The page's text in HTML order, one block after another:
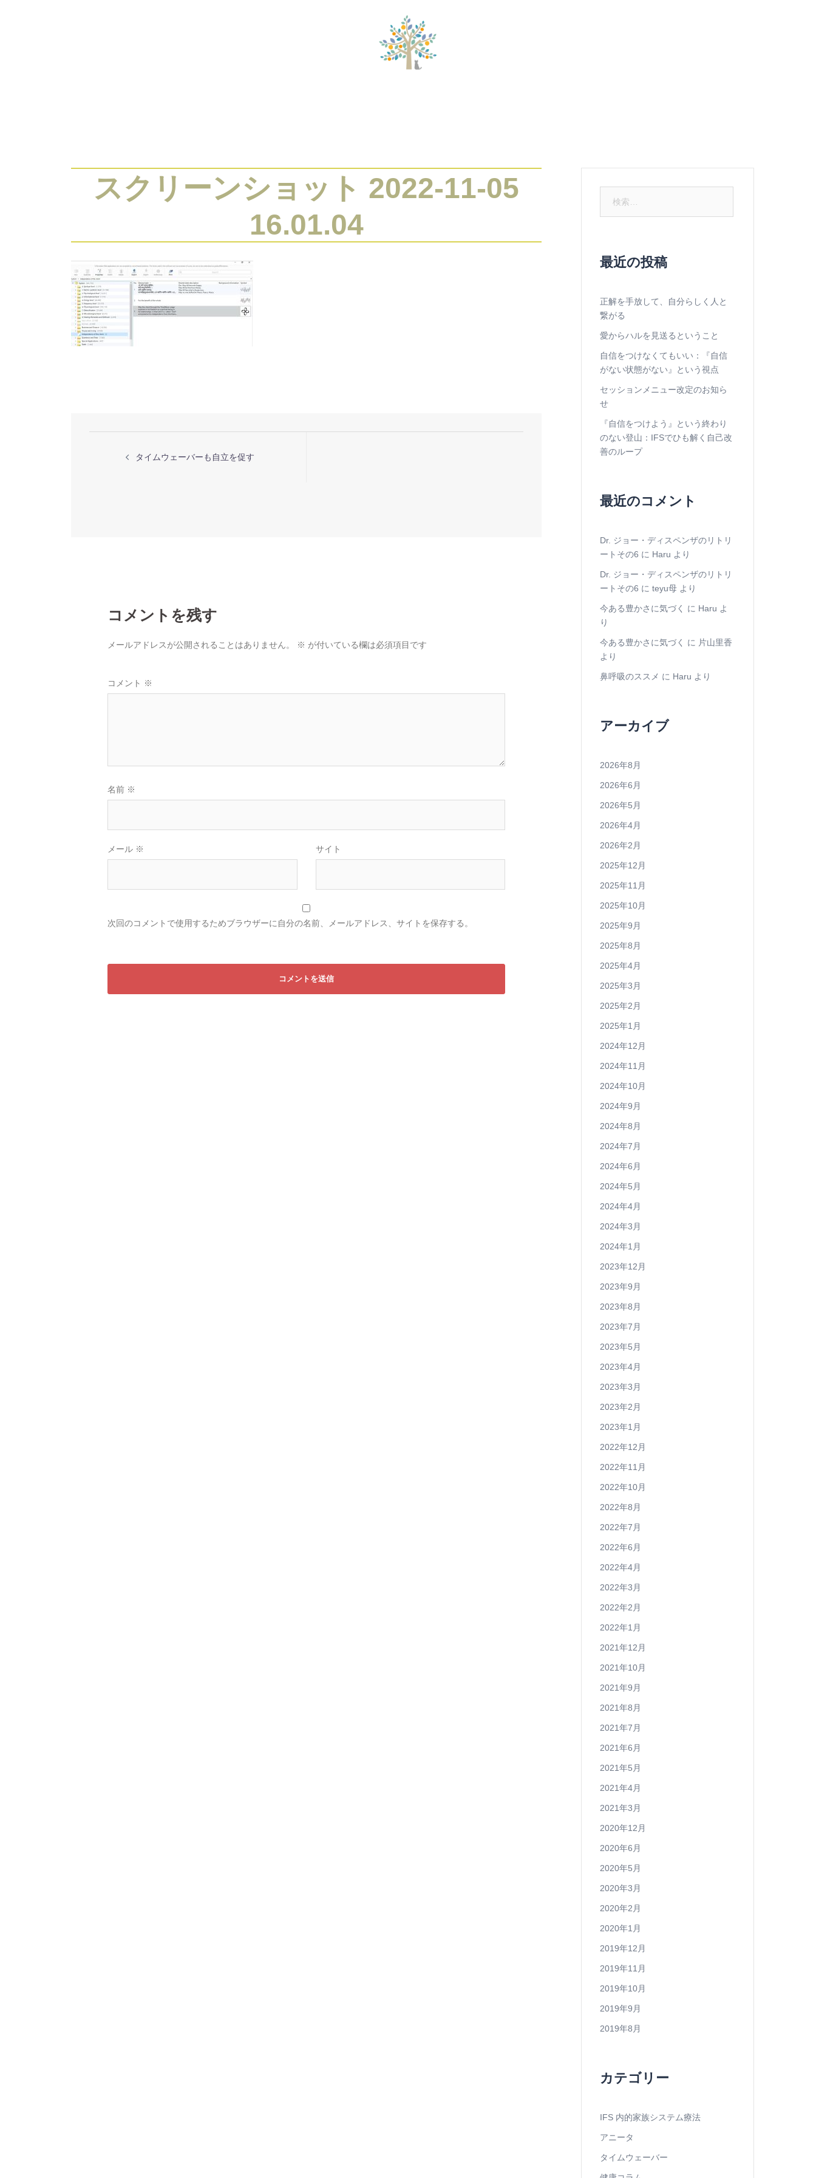
スクリーンショット 2022-11-05
16.01.04
シ
ョ
タイムウェーバーも自立を促す
コメントを残す
メールアドレスが公開されることはありません。 ※ が付いている欄は必須項目です
コメント ※
名前 ※
メール ※ サイト
次回のコメントで使用するためブラウザーに自分の名前、メールアドレス、サイトを保存する。
最近の投稿
正解を手放して、自分らしく人と
繋がる
愛からハルを見送るということ
自信をつけなくてもいい：『自信
がない状態がない』という視点
セッションメニュー改定のお知ら
せ
『自信をつけよう』という終わり
のない登山：IFSでひも解く自己改
善のループ
最近のコメント
Dr. ジョー・ディスペンザのリトリ
ートその6 に Haru より
Dr. ジョー・ディスペンザのリトリ
ートその6 に teyu母 より
今ある豊かさに気づく に Haru よ
り
今ある豊かさに気づく に 片山里香
より
鼻呼吸のススメ に Haru より
アーカイブ
2026年8月
2026年6月
2026年5月
2026年4月
2026年2月
2025年12月
2025年11月
2025年10月
2025年9月
2025年8月
2025年4月
2025年3月
2025年2月
2025年1月
2024年12月
2024年11月
2024年10月
2024年9月
2024年8月
2024年7月
2024年6月
2024年5月
2024年4月
2024年3月
2024年1月
2023年12月
2023年9月
2023年8月
2023年7月
2023年5月
2023年4月
2023年3月
2023年2月
2023年1月
2022年12月
2022年11月
2022年10月
2022年8月
2022年7月
2022年6月
2022年4月
2022年3月
2022年2月
2022年1月
2021年12月
2021年10月
2021年9月
2021年8月
2021年7月
2021年6月
2021年5月
2021年4月
2021年3月
2020年12月
2020年6月
2020年5月
2020年3月
2020年2月
2020年1月
2019年12月
2019年11月
2019年10月
2019年9月
2019年8月
カテゴリー
IFS 内的家族システム療法
アニータ
タイムウェーバー